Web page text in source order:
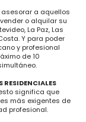
a aquellos
o alquilar su
La Paz, Las
Y para poder
y profesional
de 10
RESIDENCIALES
significa que
más exigentes de
profesional.